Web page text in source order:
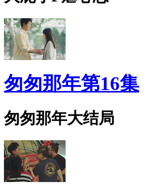
匆匆那年第16集
匆匆那年大结局